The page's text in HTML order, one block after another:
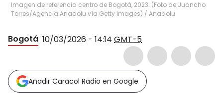
Imagen de referencia centro de Bogotá, 2023. (Foto de Juancho
Torres/Agencia Anadolu vía Getty Images) / Anadolu
Bogotá 10/03/2026 - 14:14 GMT-5
Añadir Caracol Radio en Google